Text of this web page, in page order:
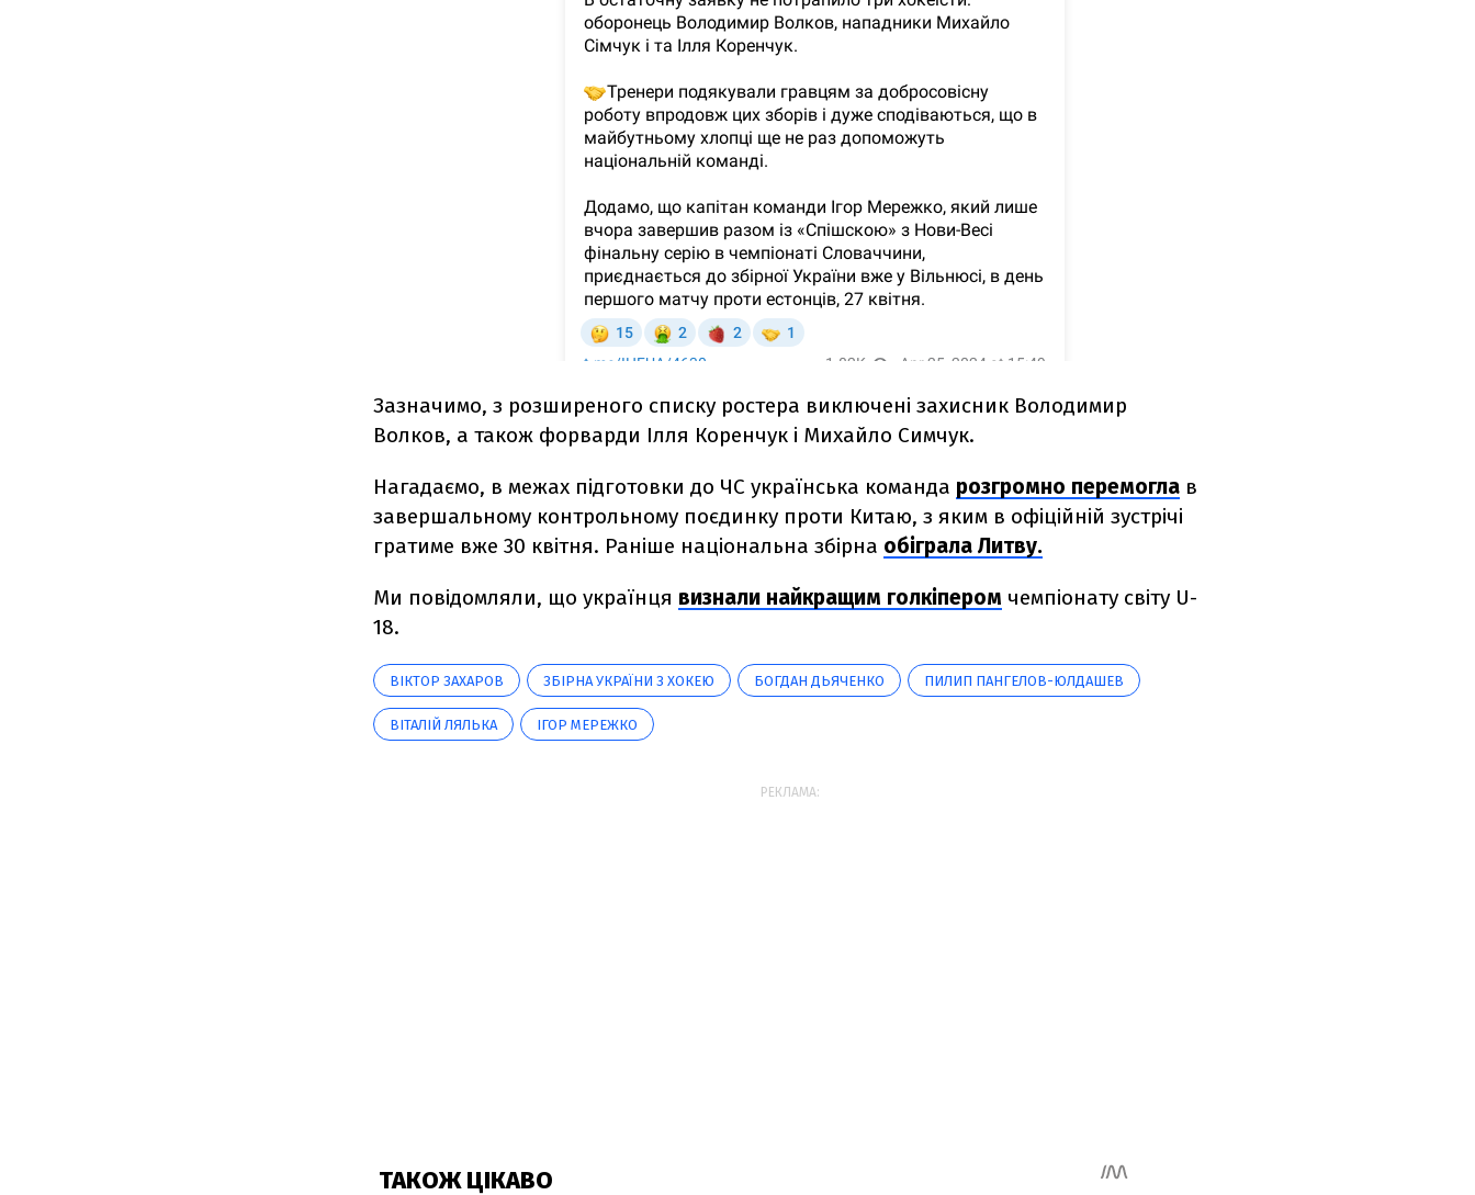
Зазначимо, з розширеного списку ростера виключені захисник Володимир
Волков, а також форварди Ілля Коренчук і Михайло Симчук.
Нагадаємо, в межах підготовки до ЧС українська команда розгромно перемогла в
завершальному контрольному поєдинку проти Китаю, з яким в офіційній зустрічі
гратиме вже 30 квітня. Раніше національна збірна обіграла Литву.
Ми повідомляли, що українця визнали найкращим голкіпером чемпіонату світу U-
18.
ВІКТОР ЗАХАРОВ ЗБІРНА УКРАЇНИ З ХОКЕЮ БОГДАН ДЬЯЧЕНКО ПИЛИП ПАНГЕЛОВ-ЮЛДАШЕВ
ВІТАЛІЙ ЛЯЛЬКА ІГОР МЕРЕЖКО
РЕКЛАМА: